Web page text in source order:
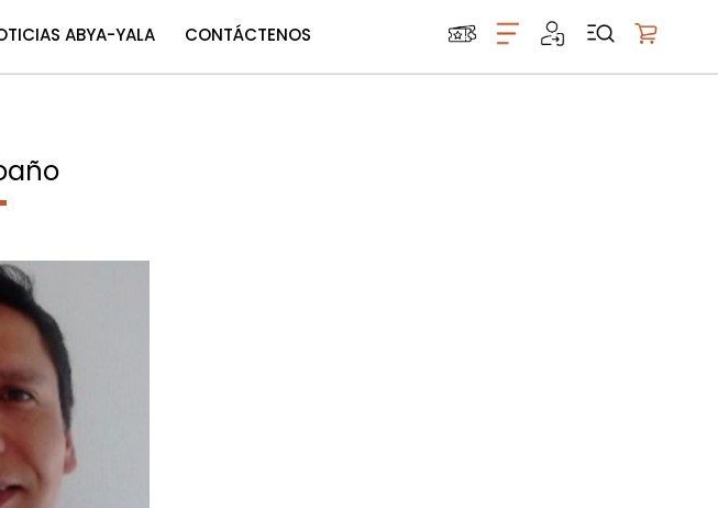
ABYA-YALA CONTÁCTENOS